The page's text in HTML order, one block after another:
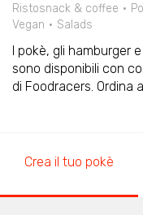
Ristosnack & coffee
Vegan
Salads
I pokè, gli hamburger
sono disponibili con
di Foodracers. Ordina
Crea il tuo pokè